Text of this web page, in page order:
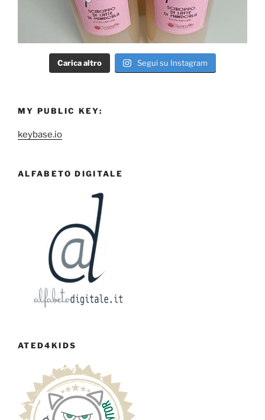
Carica altro Segui su Instagram
MY PUBLIC KEY:
keybase.io
ALFABETO DIGITALE
ATED4KIDS